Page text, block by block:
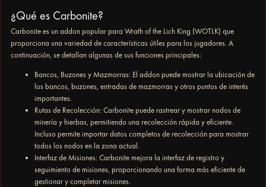
¿Qué es Carbonite?
Carbonite es un addon popular para Wrath of the Lich King (WOTLK) que
proporciona una variedad de características útiles para los jugadores. A
continuación, se detallan algunas de sus funciones principales:
Bancos, Buzones y Mazmorras: El addon puede mostrar la ubicación de
los bancos, buzones, entradas de mazmorras y otros puntos de interés
importantes.
Rutas de Recolección: Carbonite puede rastrear y mostrar nodos de
minería y hierbas, permitiendo una recolección rápida y eficiente.
Incluso permite importar datos completos de recolección para mostrar
todos los nodos en la zona actual.
Interfaz de Misiones: Carbonite mejora la interfaz de registro y
seguimiento de misiones, proporcionando una forma más eficiente de
gestionar y completar misiones.